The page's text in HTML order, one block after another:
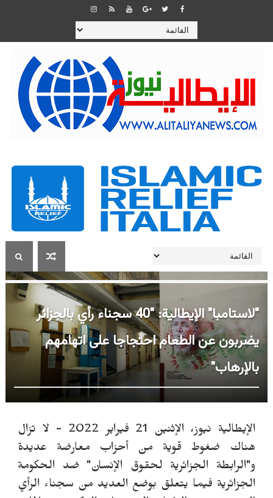
"لاستامبا" الإيطالية: "40 سجناء رأي بالجزائر
يضربون عن الطعام احتجاجا على اتهامهم
بالإرهاب"
الإيطالية نيوز، الإثنين 21 فيراير 2022 -
لا تزال
هناك ضغوط قوية من أحزاب معارضة عديدة
و"الرابطة الجزائرية لحقوق الإنسان" ضد الحكومة
الجزائرية فيما يتعلق بوضع العديد من سجناء الرأي